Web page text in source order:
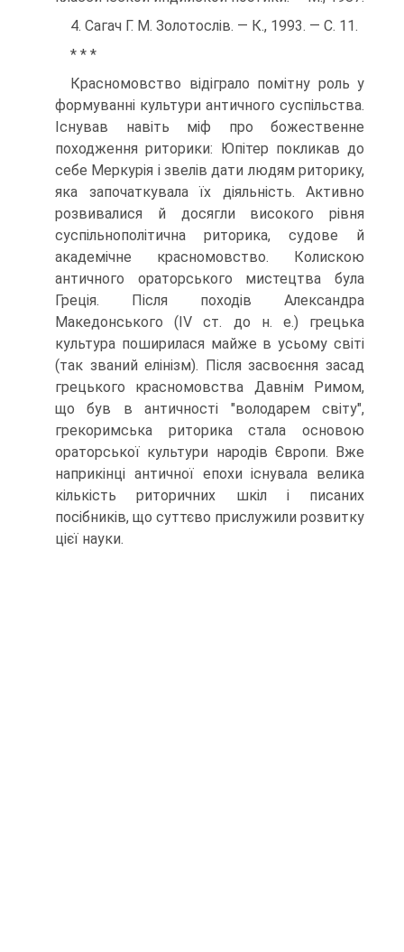
4. Сагач Г. М. Золотослів. — К., 1993. — С. 11.
* * *
Красномовство відіграло помітну роль у
формуванні культури античного суспільства.
Існував навіть міф про божественне
походження риторики: Юпітер покликав до
себе Меркурія і звелів дати людям риторику,
яка започаткувала їх діяльність. Активно
розвивалися й досягли високого рівня
суспільнополітична риторика, судове й
академічне красномовство. Колискою
античного ораторського мистецтва була
Греція. Після походів Александра
Македонського (IV ст. до н. е.) грецька
культура поширилася майже в усьому світі
(так званий елінізм). Після засвоєння засад
грецького красномовства Давнім Римом,
що був в античності "володарем світу",
грекоримська риторика стала основою
ораторської культури народів Європи. Вже
наприкінці античної епохи існувала велика
кількість риторичних шкіл і писаних
посібників, що суттєво прислужили розвитку
цієї науки.